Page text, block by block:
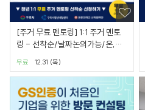
[주거 무료 멘토링] 1:1 주거 멘토
링 - 선착순/날짜논의가능/온,오
프라인 가능
12.31 (목)
무료